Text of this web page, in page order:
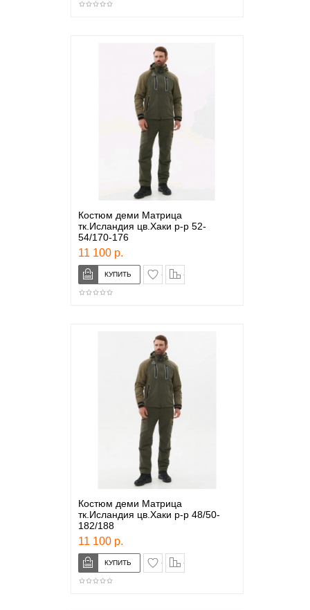
Костюм деми Матрица
тк.Исландия цв.Хаки р-р 52-
54/170-176
11 100 р.
в закладки
Костюм деми Матрица
тк.Исландия цв.Хаки р-р 48/50-
182/188
11 100 р.
в закладки